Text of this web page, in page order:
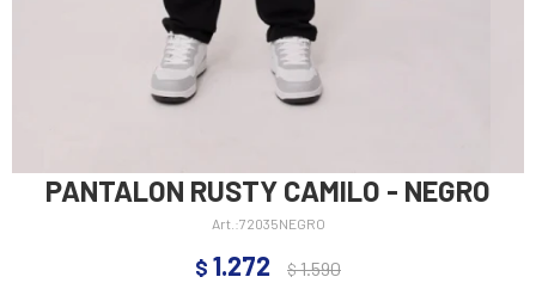
PANTALON RUSTY CAMILO - NEGRO
72035NEGRO
$ 1.272 $1.590